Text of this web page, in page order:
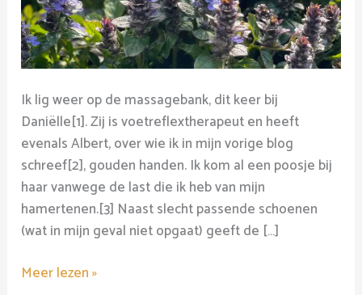
Ik lig weer op de massagebank, dit keer bij
Daniëlle[1]. Zij is voetreflextherapeut en heeft
evenals Albert, over wie ik in mijn vorige blog
schreef[2], gouden handen. Ik kom al een poosje bij
haar vanwege de last die ik heb van mijn
hamertenen.[3] Naast slecht passende schoenen
(wat in mijn geval niet opgaat) geeft de […]
Meer lezen »